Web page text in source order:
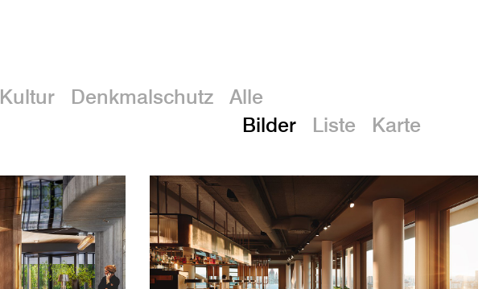
Kultur Denkmalschutz
Alle
Bilder
Liste Karte